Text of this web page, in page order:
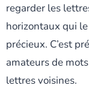
regarder les
horizontaux qui
précieux. C’est
amateurs de
lettres voisines.